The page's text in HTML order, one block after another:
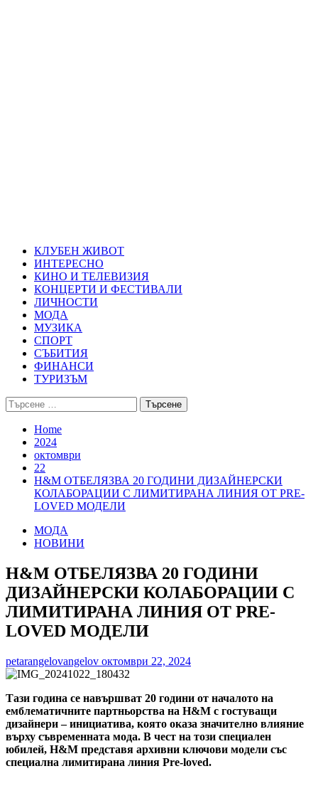
КЛУБЕН ЖИВОТ
ИНТЕРЕСНО
КИНО И ТЕЛЕВИЗИЯ
КОНЦЕРТИ И ФЕСТИВАЛИ
ЛИЧНОСТИ
МОДА
МУЗИКА
СПОРТ
СЪБИТИЯ
ФИНАНСИ
ТУРИЗЪМ
Търсене
за:
Home
2024
октомври
22
H&M ОТБЕЛЯЗВА 20 ГОДИНИ ДИЗАЙНЕРСКИ
КОЛАБОРАЦИИ С ЛИМИТИРАНА ЛИНИЯ ОТ PRE-
LOVED МОДЕЛИ
МОДА
НОВИНИ
H&M ОТБЕЛЯЗВА 20 ГОДИНИ
ДИЗАЙНЕРСКИ КОЛАБОРАЦИИ С
ЛИМИТИРАНА ЛИНИЯ ОТ PRE-
LOVED МОДЕЛИ
petarangelovangelov октомври 22, 2024
Тази година се навършват 20 години от началото на
емблематичните партньорства на H&M с гостуващи
дизайнери – инициатива, която оказа значително влияние
върху съвременната мода. В чест на този специален
юбилей, H&M представя архивни ключови модели със
специална лимитирана линия Pre-loved.